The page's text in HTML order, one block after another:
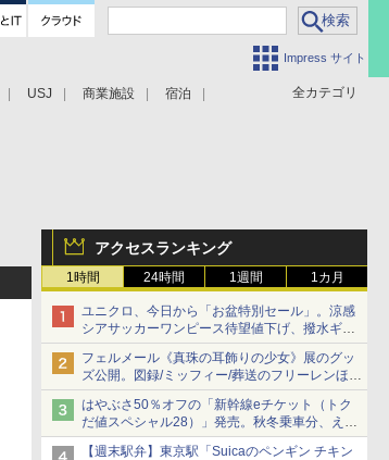
Impress サイト
全カテゴリ
USJ 商業施設 宿泊
アクセスランキング
1時間 24時間 1週間 1カ月
ユニクロ、今日から「お盆特別セール」。涼感
シアサッカーワンピース待望値下げ、撥水ギア
ショーツは1990円に
フェルメール《真珠の耳飾りの少女》展のグッ
ズ公開。図録/ミッフィー/葬送のフリーレンほ
か、注目ブランドコラボが実現
はやぶさ50％オフの「新幹線eチケット（トク
だ値スペシャル28）」発売。秋冬乗車分、えき
ねっと限定
【週末駅弁】東京駅「Suicaのペンギン チキン